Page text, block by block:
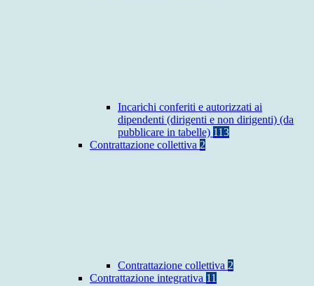
Incarichi conferiti e autorizzati ai
dipendenti (dirigenti e non dirigenti) (da
pubblicare in tabelle) 113
Contrattazione collettiva 2
Contrattazione collettiva 2
Contrattazione integrativa 11